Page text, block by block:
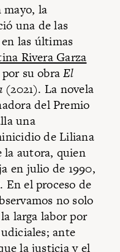
mayo, la
una de las
las últimas
Rivera Garza
su obraEl
(2021). La novela
del Premio
una
de Liliana
la autora, quien
en julio de 1990,
En el proceso de
no solo
larga labor por
ante
la justicia y el